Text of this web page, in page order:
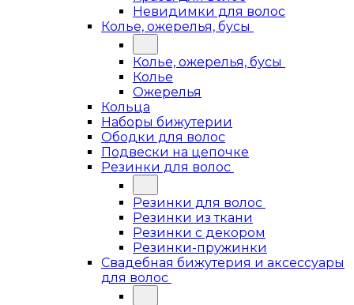
Невидимки для волос
Колье, ожерелья, бусы
Колье, ожерелья, бусы
Колье
Ожерелья
Кольца
Наборы бижутерии
Ободки для волос
Подвески на цепочке
Резинки для волос
Резинки для волос
Резинки из ткани
Резинки с декором
Резинки-пружинки
Свадебная бижутерия и аксессуары
для волос